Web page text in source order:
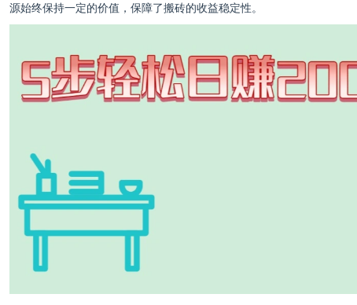
源始终保持一定的价值，保障了搬砖的收益稳定性。